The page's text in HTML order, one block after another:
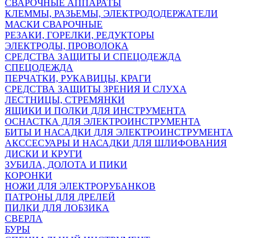
СВАРОЧНЫЕ АППАРАТЫ
КЛЕММЫ, РАЗЬЕМЫ, ЭЛЕКТРОДОДЕРЖАТЕЛИ
МАСКИ СВАРОЧНЫЕ
РЕЗАКИ, ГОРЕЛКИ, РЕДУКТОРЫ
ЭЛЕКТРОДЫ, ПРОВОЛОКА
СРЕДСТВА ЗАЩИТЫ И СПЕЦОДЕЖДА
СПЕЦОДЕЖДА
ПЕРЧАТКИ, РУКАВИЦЫ, КРАГИ
СРЕДСТВА ЗАЩИТЫ ЗРЕНИЯ И СЛУХА
ЛЕСТНИЦЫ, СТРЕМЯНКИ
ЯЩИКИ И ПОЛКИ ДЛЯ ИНСТРУМЕНТА
ОСНАСТКА ДЛЯ ЭЛЕКТРОИНСТРУМЕНТА
БИТЫ И НАСАДКИ ДЛЯ ЭЛЕКТРОИНСТРУМЕНТА
АКССЕСУАРЫ И НАСАДКИ ДЛЯ ШЛИФОВАНИЯ
ДИСКИ И КРУГИ
ЗУБИЛА, ДОЛОТА И ПИКИ
КОРОНКИ
НОЖИ ДЛЯ ЭЛЕКТРОРУБАНКОВ
ПАТРОНЫ ДЛЯ ДРЕЛЕЙ
ПИЛКИ ДЛЯ ЛОБЗИКА
СВЕРЛА
БУРЫ